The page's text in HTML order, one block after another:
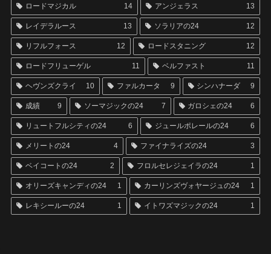
ロードマジカル 14 アンジェラス 13
レイデラルース 13 ソラリアの24 12
リフルフォース 12 ロードスタニング 12
ロードフリューゲル 11 ベルファスト 11
ヘヴンズクライ 10 ファルカータ 9 シンハナーダ 9
成績 9 ソーマジックの24 7 ガロシェの24 6
リュートフルシティの24 6 ジュールポレールの24 6
メリートの24 4 ファイナライズの24 3
ベイコートの24 2 フロルセレジェイラの24 1
オリーズキャンディの24 1 カーリンズヴォヤージュの24 1
レキシールーの24 1 イトワズマジックの24 1